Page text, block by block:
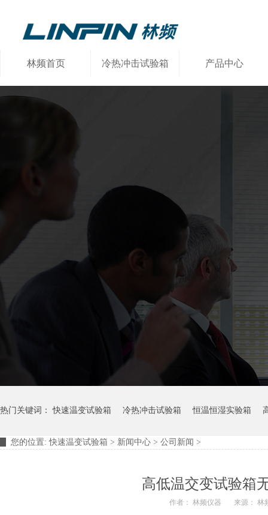
林频首页 冷热冲击试验箱 产品中心
热门关键词：快速温变试验箱 冷热冲击试验箱 恒温恒湿实验箱
您的位置:快速温变试验箱 > 新闻中心 > 公司新闻 >
高低温交变试验箱
作者： 林频仪器 来源： 林